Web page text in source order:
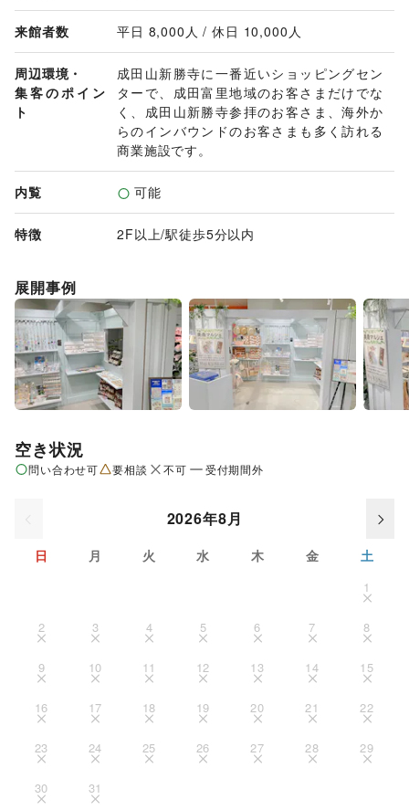
来館者数 平日 8,000 人 / 休日 10,000 人
周辺環境・
集客のポイン
ト
成田山新勝寺に一番近いショッピングセン
ターで、成田富里地域のお客さまだけでな
く、成田山新勝寺参拝のお客さま、海外か
らのインバウンドのお客さまも多く訪れる
商業施設です。
内覧 可能
特徴 2F以上/駅徒歩5分以内
展開事例
空き状況
問い合わせ可 要相談 不可 受付期間外
2026年8月
日 月 火 水 木 金 土
1
2 3 4 5 6 7 8
9 10 11 12 13 14 15
16 17 18 19 20 21 22
23 24 25 26 27 28 29
30 31